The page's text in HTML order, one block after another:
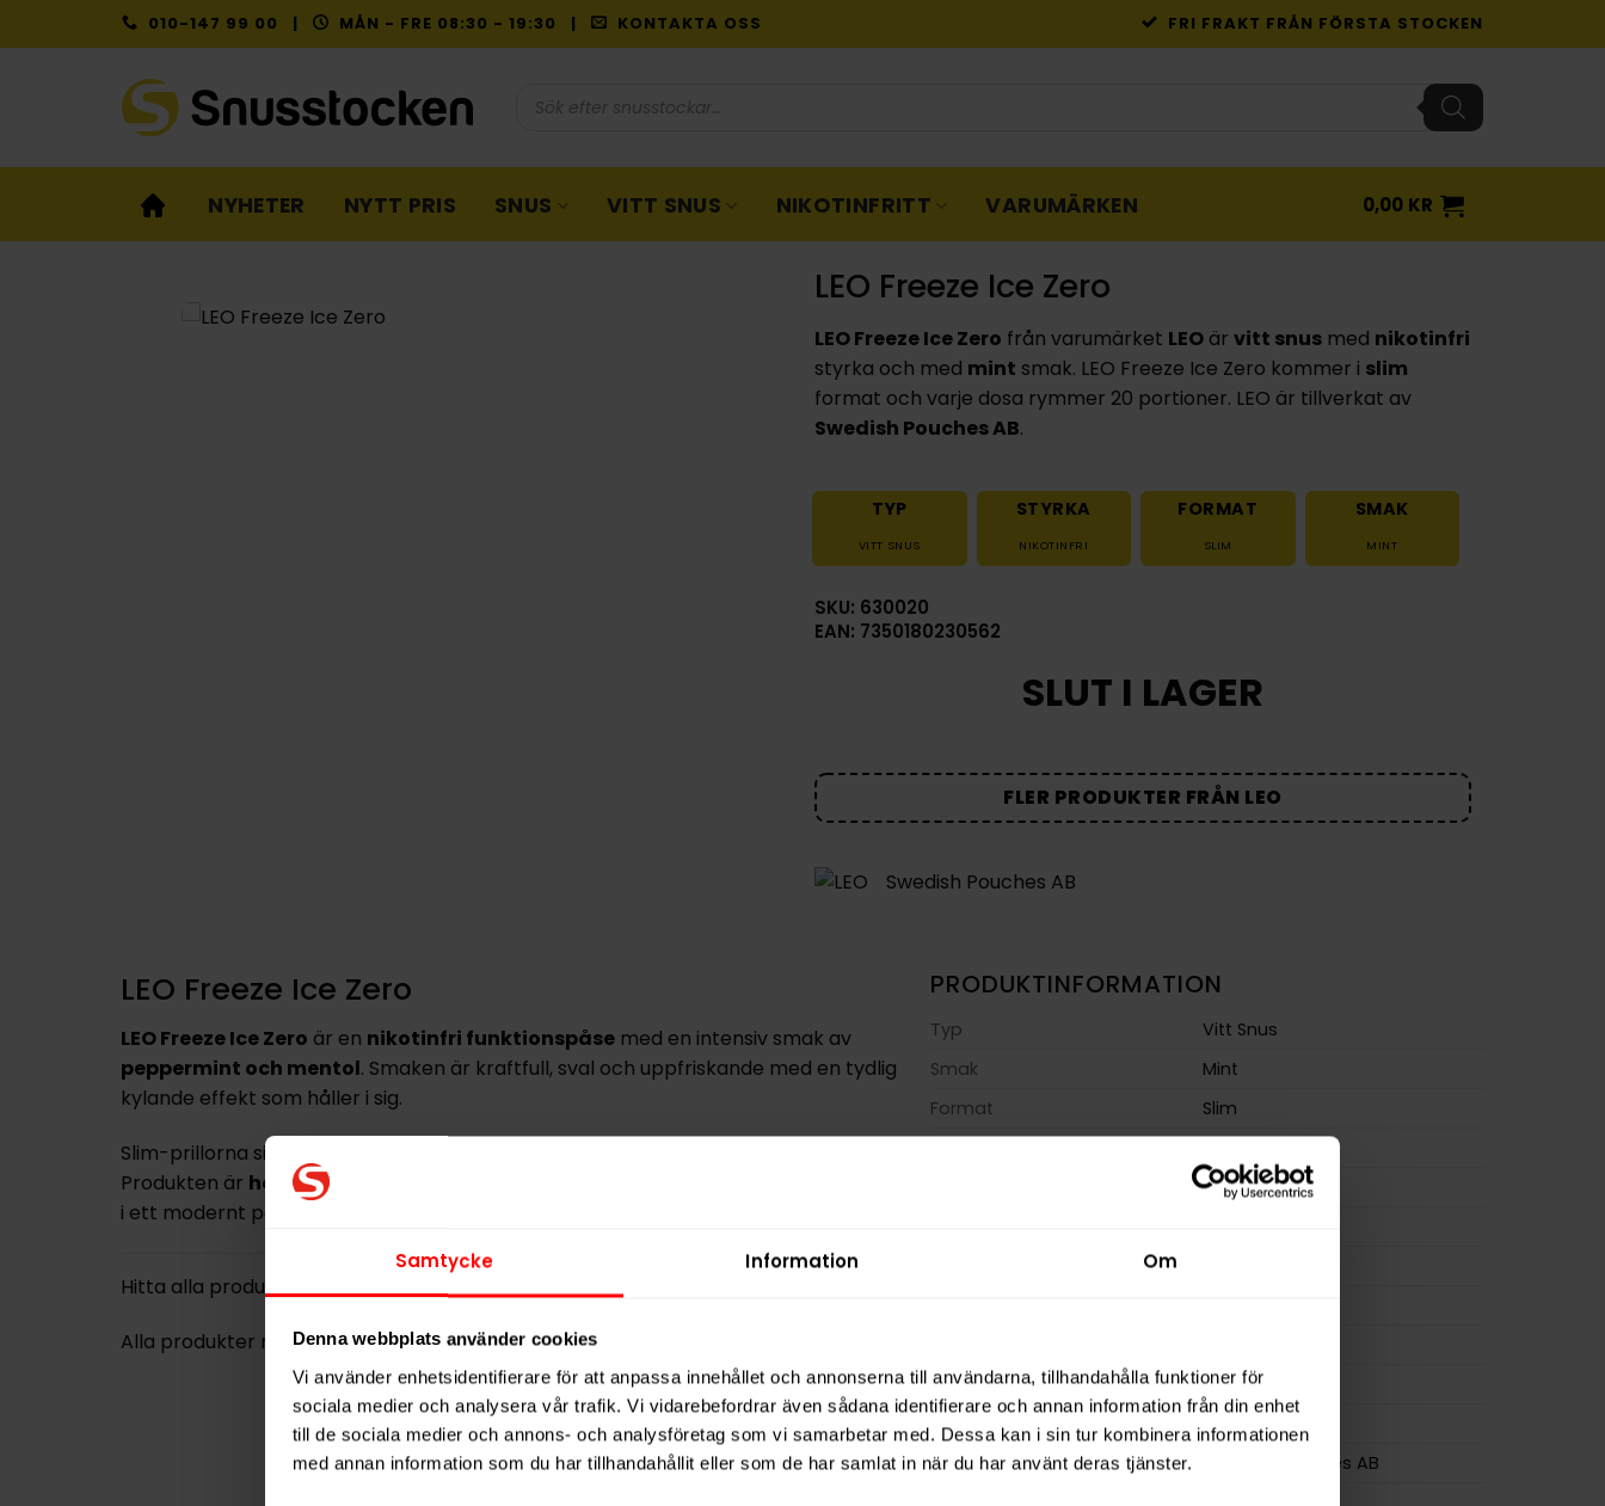
Samtycke Information Om
Denna webbplats använder cookies
Vi använder enhetsidentifierare för att anpassa innehållet och annonserna till användarna, tillhandahålla funktioner för
sociala medier och analysera vår trafik. Vi vidarebefordrar även sådana identifierare och annan information från din enhet
till de sociala medier och annons- och analysföretag som vi samarbetar med. Dessa kan i sin tur kombinera informationen
med annan information som du har tillhandahållit eller som de har samlat in när du har använt deras tjänster.
to
010-147 99 00 | MÅN - FRE 08:30 - 19:30 | KONTAKTA OSS FRI FRAKT FRÅN FÖRSTA STOCKEN
NYHETER NYTT PRIS SNUS VITT SNUS NIKOTINFRITT VARUMÄRKEN 0,00 KR
LEO Freeze Ice Zero
LEO Freeze Ice Zero från varumärket LEO är vitt snus med nikotinfri
styrka och med mint smak. LEO Freeze Ice Zero kommer i slim
format och varje dosa rymmer 20 portioner. LEO är tillverkat av
Swedish Pouches AB.
TYP
VITT SNUS
STYRKA
NIKOTINFRI
FORMAT
SLIM
SMAK
MINT
SKU: 630020
EAN: 7350180230562
SLUT I LAGER
FLER PRODUKTER FRÅN LEO
Swedish Pouches AB
LEO Freeze Ice Zero
LEO Freeze Ice Zero är en nikotinfri funktionspåsemed en intensiv smak av
peppermint och mentol. Smaken är kraftfull, sval och uppfriskande med en tydlig
kylande effekt som håller i sig.
Slim-prillorna sitter
Produkten är helt utan nikotin och tobak
i ett modernt portionsformat.
Hitta alla produkter frånLEO
Alla produkter med smakenMint
PRODUKTINFORMATION
Typ
Vitt Snus
Smak
Mint
Format
Slim
0,0 mg/g
Vikt per portion
0,6 g
Varumärke
LEO
Tillverkare
Swedish Pouches AB